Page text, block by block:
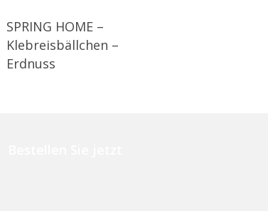
SPRING HOME –
Klebreisbällchen –
Erdnuss